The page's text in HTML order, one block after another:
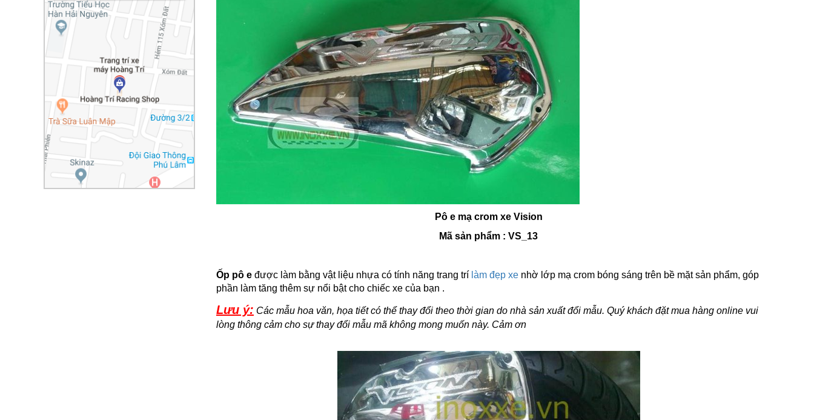
Pô e mạ crom xe Vision
Mã sản phẩm : VS_13
Ốp pô eđược làm bằng vật liệu nhựa có tính năng trang trí làm đẹp xenhờ lớp mạ crom bóng sáng trên bề mặt sản phẩm, góp
phần làm tăng thêm sự nổi bật cho chiếc xe của bạn .
Lưu ý: Các mẫu hoa văn, họa tiết có thể thay đổi theo thời gian do nhà sản xuất đổi mẫu. Quý khách đặt mua hàng online vui
lòng thông cảm cho sự thay đổi mẫu mã không mong muốn này. Cảm ơn